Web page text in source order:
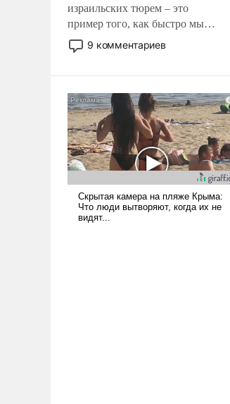
израильских тюрем – это
пример того, как быстро мы
двигаемся по пути
революционных изменений.
псевдонаучной фантастики,
стало всерьез обсуждаемой
идеей.
9 комментариев